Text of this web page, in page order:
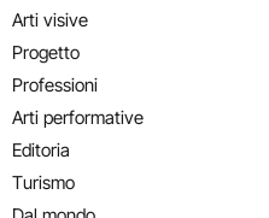
Arti visive
Progetto
Professioni
Arti performative
Editoria
Turismo